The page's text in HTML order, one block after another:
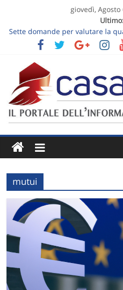
giovedì, Agosto
Sette domande per valutare la
immobiliare
Visita estiva di una casa: nove
Vendere un appartamento al
giardino senza slogan
Vendere una casa ereditata:
dell’annuncio
Follow-up dopo la visita
pensiamo” in un prossimo passo
mutui